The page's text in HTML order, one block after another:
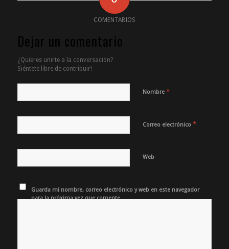
COMENTARIOS
Dejar un comentario
¿Quieres unirte a la conversación?
Siéntete libre de contribuir!
Nombre *
Correo electrónico *
Web
Guarda mi nombre, correo electrónico y web en este navegador
para la próxima vez que comente.